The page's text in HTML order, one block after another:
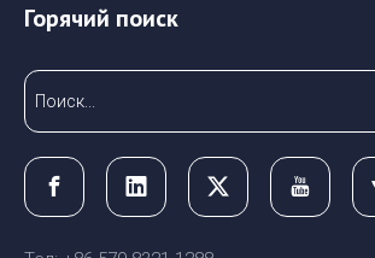
Горячий поиск